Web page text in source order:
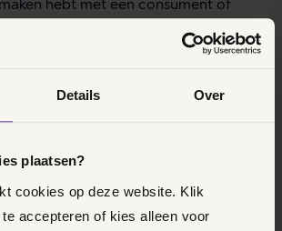
Details Over
plaatsen?
cookies op deze website. Klik
accepteren of kies alleen voor
hebt met een consument of
debiteur. In dit stuk lees je het
deze debiteuren en geven we